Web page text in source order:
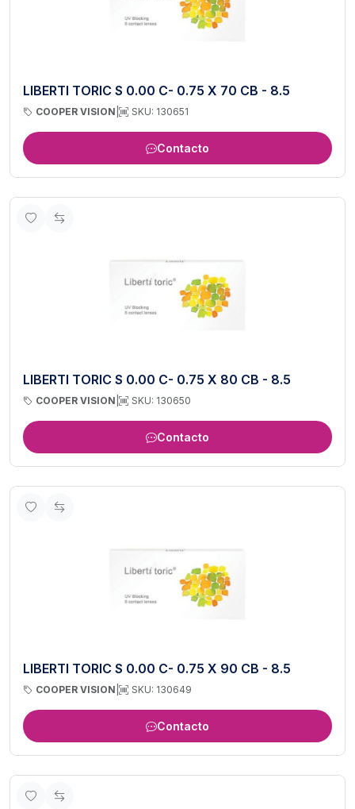
LIBERTI TORIC S 0.00 C- 0.75 X 70 CB - 8.5
COOPER VISION SKU: 130651
Contacto
LIBERTI TORIC S 0.00 C- 0.75 X 80 CB - 8.5
COOPER VISION SKU: 130650
Contacto
LIBERTI TORIC S 0.00 C- 0.75 X 90 CB - 8.5
COOPER VISION SKU: 130649
Contacto